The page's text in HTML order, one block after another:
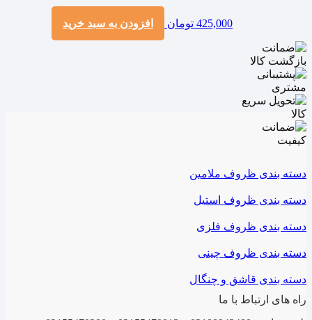
425,000 تومان افزودن به سبد خرید
دسته بندی ظروف ملامین
دسته بندی ظروف استیل
دسته بندی ظروف فلزی
دسته بندی ظروف چینی
دسته بندی قاشق و چنگال
راه های ارتباط با ما